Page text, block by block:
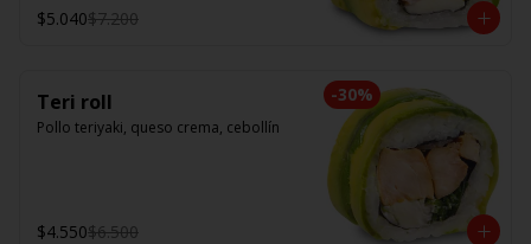
$5.040$7.200
-30%
Teri roll
Pollo teriyaki, queso crema, cebollín
$4.550$6.500